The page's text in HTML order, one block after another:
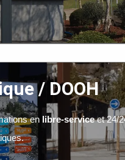
/ DOOH
en libre-serviceet 24/